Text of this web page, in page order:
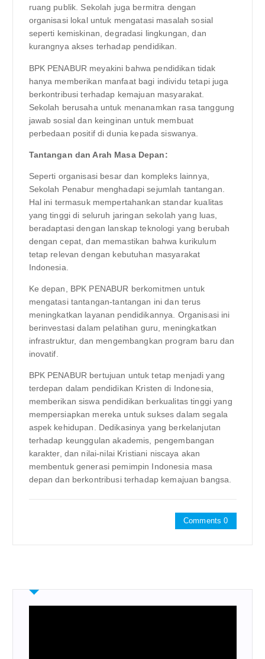
ruang publik. Sekolah juga bermitra dengan
organisasi lokal untuk mengatasi masalah sosial
seperti kemiskinan, degradasi lingkungan, dan
kurangnya akses terhadap pendidikan.
BPK PENABUR meyakini bahwa pendidikan tidak
hanya memberikan manfaat bagi individu tetapi juga
berkontribusi terhadap kemajuan masyarakat.
Sekolah berusaha untuk menanamkan rasa tanggung
jawab sosial dan keinginan untuk membuat
perbedaan positif di dunia kepada siswanya.
Tantangan dan Arah Masa Depan:
Seperti organisasi besar dan kompleks lainnya,
Sekolah Penabur menghadapi sejumlah tantangan.
Hal ini termasuk mempertahankan standar kualitas
yang tinggi di seluruh jaringan sekolah yang luas,
beradaptasi dengan lanskap teknologi yang berubah
dengan cepat, dan memastikan bahwa kurikulum
tetap relevan dengan kebutuhan masyarakat
Indonesia.
Ke depan, BPK PENABUR berkomitmen untuk
mengatasi tantangan-tantangan ini dan terus
meningkatkan layanan pendidikannya. Organisasi ini
berinvestasi dalam pelatihan guru, meningkatkan
infrastruktur, dan mengembangkan program baru dan
inovatif.
BPK PENABUR bertujuan untuk tetap menjadi yang
terdepan dalam pendidikan Kristen di Indonesia,
memberikan siswa pendidikan berkualitas tinggi yang
mempersiapkan mereka untuk sukses dalam segala
aspek kehidupan. Dedikasinya yang berkelanjutan
terhadap keunggulan akademis, pengembangan
karakter, dan nilai-nilai Kristiani niscaya akan
membentuk generasi pemimpin Indonesia masa
depan dan berkontribusi terhadap kemajuan bangsa.
Comments 0